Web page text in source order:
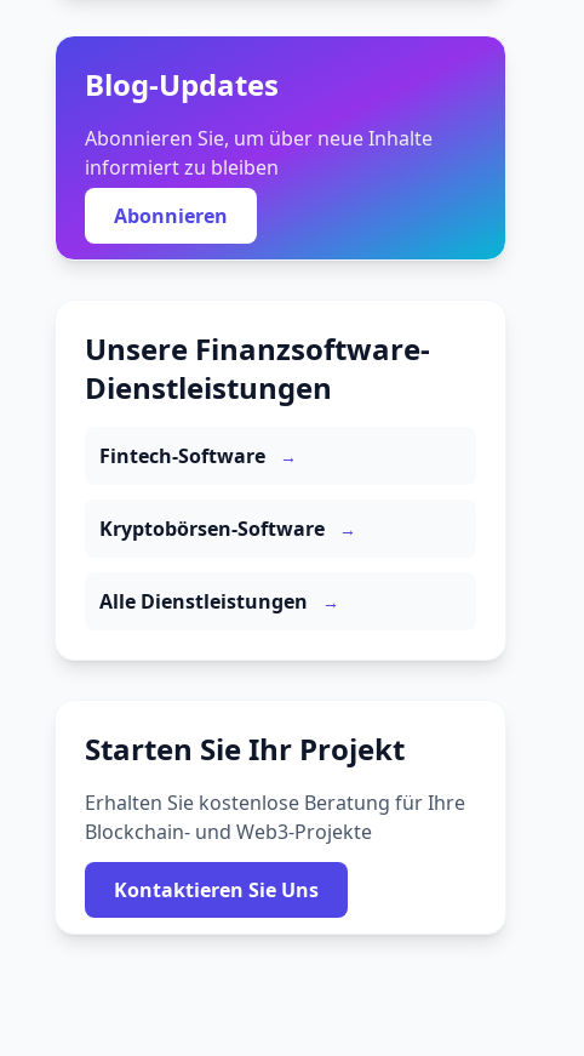
Blog-Updates
Abonnieren Sie, um über neue Inhalte
informiert zu bleiben
Abonnieren
Unsere Finanzsoftware-
Dienstleistungen
Fintech-Software →
Kryptobörsen-Software →
Alle Dienstleistungen →
Starten Sie Ihr Projekt
Erhalten Sie kostenlose Beratung für Ihre
Blockchain- und Web3-Projekte
Kontaktieren Sie Uns